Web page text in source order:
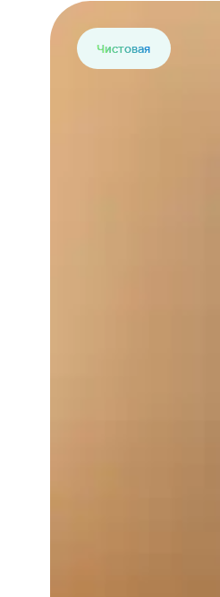
Чистовая